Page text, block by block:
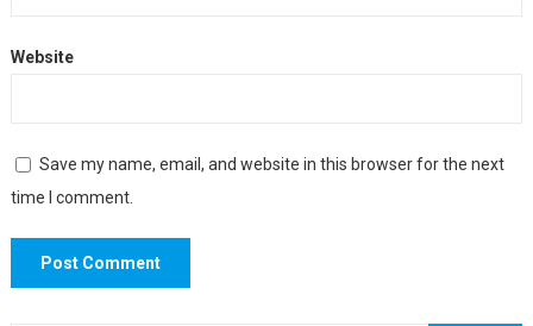
Website
Save my name, email, and website in this browser for the next
time I comment.